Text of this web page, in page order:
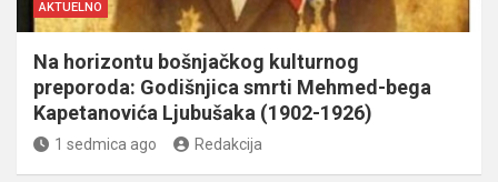
AKTUELNO
Na horizontu bošnjačkog kulturnog
preporoda: Godišnjica smrti Mehmed-bega
Kapetanovića Ljubušaka (1902-1926)
1 sedmica ago Redakcija